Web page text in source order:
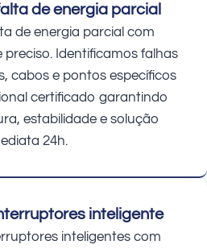
de energia parcial
de energia parcial com
Identificamos falhas
cabos e pontos específicos
certificado garantindo
estabilidade e solução
24h.
inteligente
inteligentes com